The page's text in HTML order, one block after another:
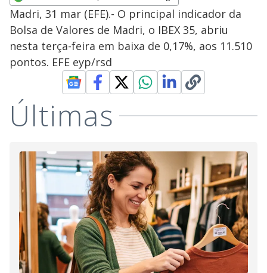
Opens in new window
Madri, 31 mar (EFE).- O principal indicador da
Bolsa de Valores de Madri, o IBEX 35, abriu
nesta terça-feira em baixa de 0,17%, aos 11.510
pontos. EFE eyp/rsd
Últimas